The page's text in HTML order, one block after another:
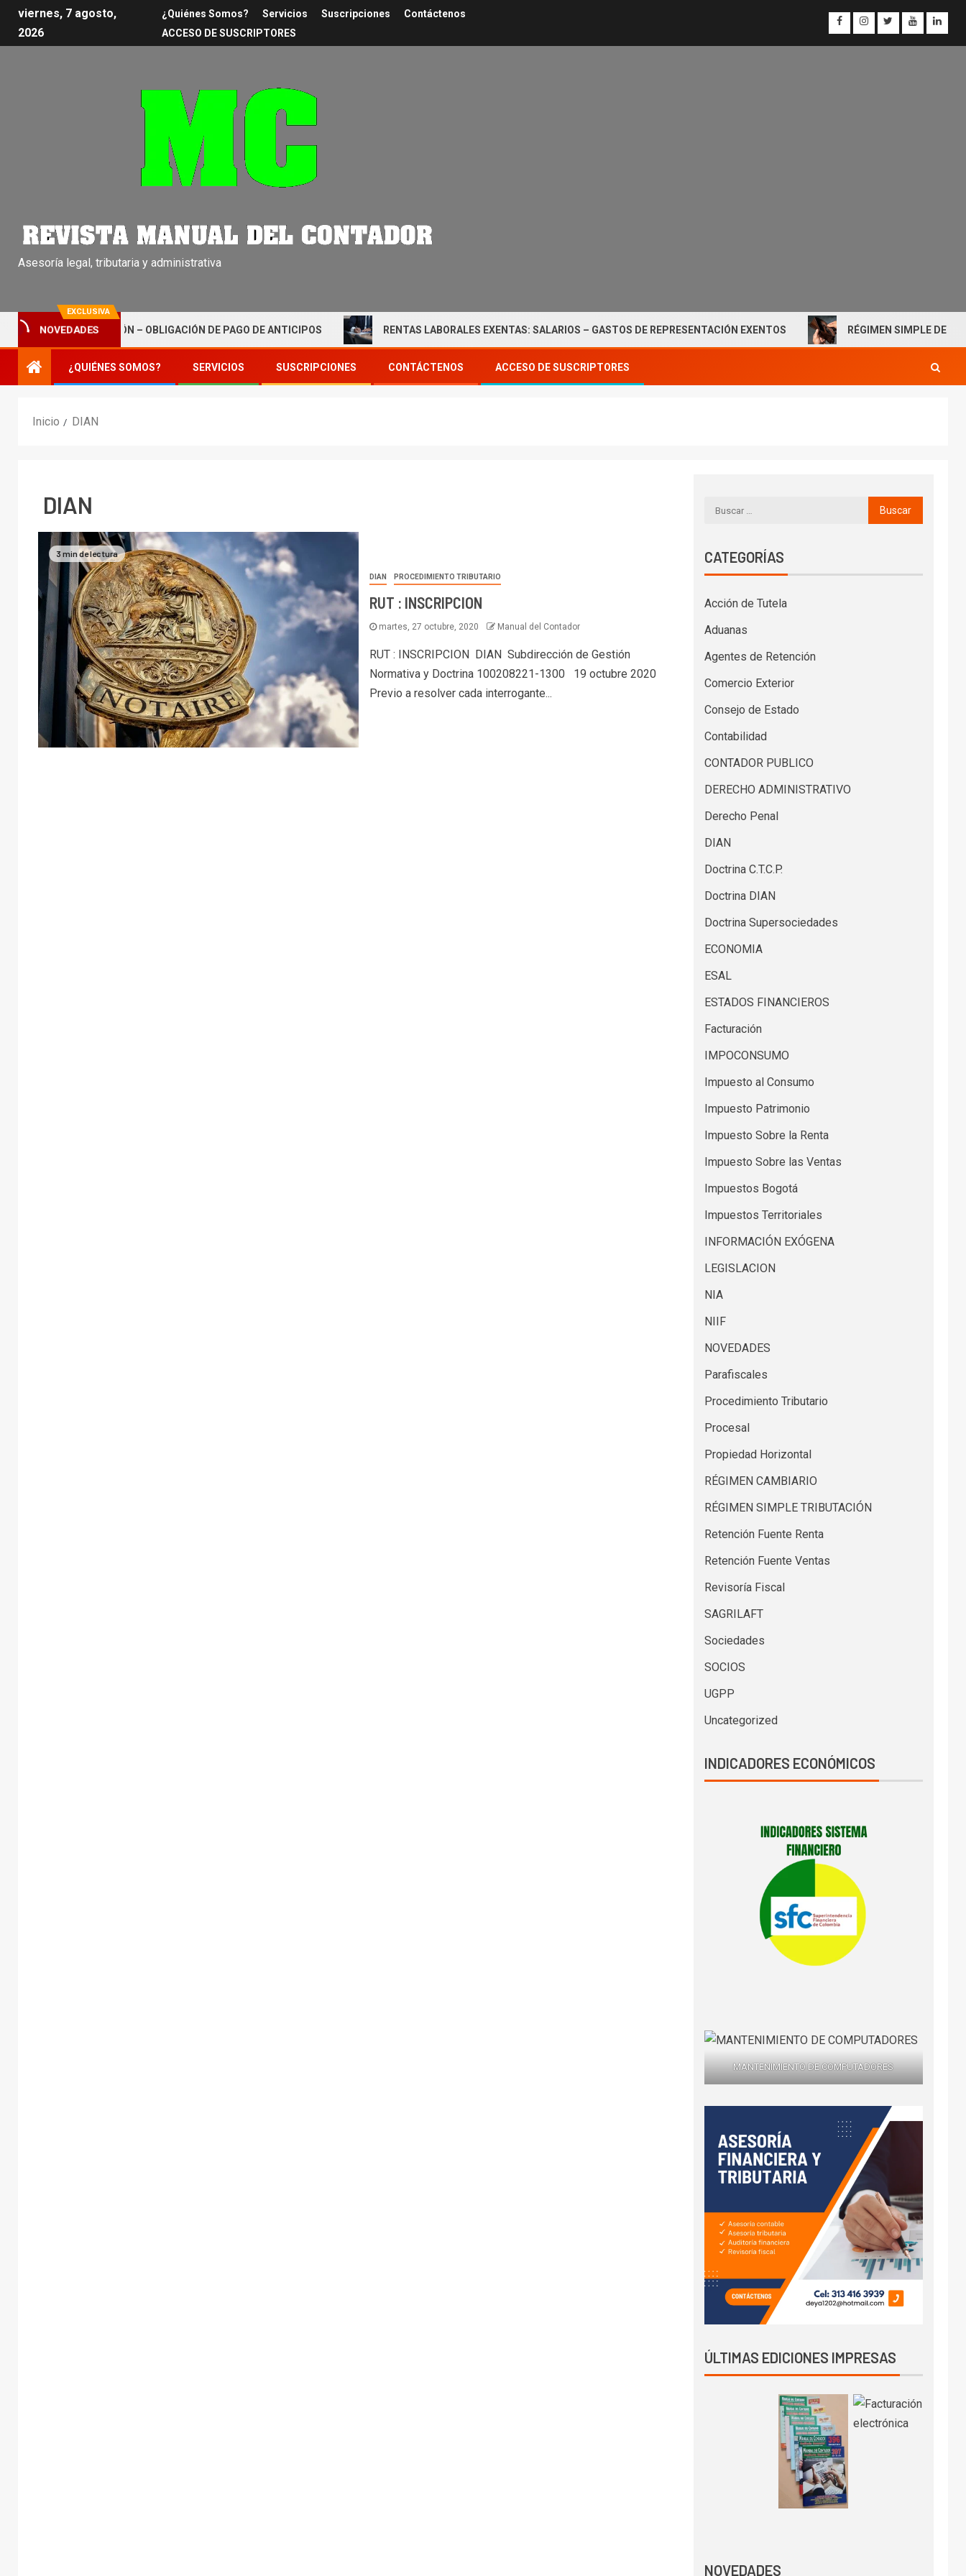
viernes, 7 agosto,
2026
¿Quiénes Somos? Servicios Suscripciones
Contáctenos
ACCESO DE SUSCRIPTORES
Asesoría legal, tributaria y administrativa
EXCLUSIVA
NOVEDADES
DE TRIBUTACIÓN – OBLIGACIÓN DE PAGO DE ANTICIPOS RENTAS LABORALES EXENTAS: SALARIOS – GASTOS DE REPRESENTACIÓN EXENTOS RÉGIMEN SIMPLE DE
¿QUIÉNES SOMOS? SERVICIOS SUSCRIPCIONES CONTÁCTENOS ACCESO DE SUSCRIPTORES
Inicio DIAN
DIAN
3 min de lectura
DIAN PROCEDIMIENTO TRIBUTARIO
RUT : INSCRIPCION
martes, 27 octubre, 2020 Manual del Contador
RUT : INSCRIPCION DIAN Subdirección de Gestión
Normativa y Doctrina 100208221-1300 19 octubre 2020
Previo a resolver cada interrogante...
CATEGORÍAS
Acción de Tutela
Aduanas
Agentes de Retención
Comercio Exterior
Consejo de Estado
Contabilidad
CONTADOR PUBLICO
DERECHO ADMINISTRATIVO
Derecho Penal
DIAN
Doctrina C.T.C.P.
Doctrina DIAN
Doctrina Supersociedades
ECONOMIA
ESAL
ESTADOS FINANCIEROS
Facturación
IMPOCONSUMO
Impuesto al Consumo
Impuesto Patrimonio
Impuesto Sobre la Renta
Impuesto Sobre las Ventas
Impuestos Bogotá
Impuestos Territoriales
INFORMACIÓN EXÓGENA
LEGISLACION
NIA
NIIF
NOVEDADES
Parafiscales
Procedimiento Tributario
Procesal
Propiedad Horizontal
RÉGIMEN CAMBIARIO
RÉGIMEN SIMPLE TRIBUTACIÓN
Retención Fuente Renta
Retención Fuente Ventas
Revisoría Fiscal
SAGRILAFT
Sociedades
SOCIOS
UGPP
Uncategorized
INDICADORES ECONÓMICOS
MANTENIMIENTO DE COMPUTADORES
ÚLTIMAS EDICIONES IMPRESAS
NOVEDADES